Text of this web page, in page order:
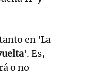
en 'La
'. Es,
o no